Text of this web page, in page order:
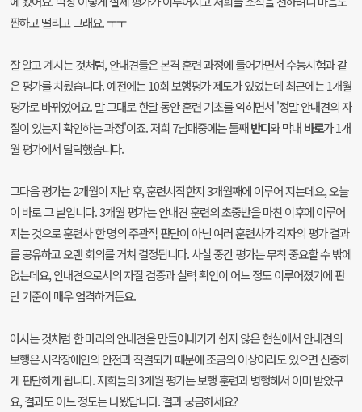
짠하고 떨리고 그래요. ㅜㅜ
잘 알고 계시는 것처럼, 안내견들은 본격 훈련 과정에 들어가면서 수능시험과 같
은 평가를 치뤘습니다. 예전에는 10회 보행평가 제도가 있었는데 최근에는 1개월
평가로 바뀌었어요. 말 그대로 한달 동안 훈련 기초를 익히면서 '정말 안내견의 자
질이 있는지 확인하는 과정'이죠. 저희 7남매중에는 둘째반디와 막내바로가 1개
월 평가에서 탈락했습니다.
그다음 평가는 2개월이 지난 후, 훈련시작한지 3개월째에 이루어 지는데요, 오늘
이 바로 그 날입니다. 3개월 평가는 안내견 훈련의 초중반을 마친 이후에 이루어
지는 것으로 훈련사 한 명의 주관적 판단이 아닌 여러 훈련사가 각자의 평가 결과
를 공유하고 오랜 회의를 거쳐 결정됩니다. 사실 중간 평가는 무척 중요할 수 밖에
없는데요, 안내견으로서의 자질 검증과 실력 확인이 어느 정도 이루어졌기에 판
단 기준이 매우 엄격하거든요.
아시는 것처럼 한 마리의 안내견을 만들어내기가 쉽지 않은 현실에서 안내견의
보행은 시각장애인의 안전과 직결되기 때문에 조금의 이상이라도 있으면 신중하
게 판단하게 됩니다. 저희들의 3개월 평가는 보행 훈련과 병행해서 이미 받았구
요, 결과도 어느 정도는 나왔답니다. 결과 궁금하세요?